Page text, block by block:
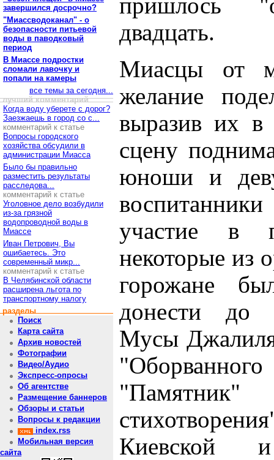
завершился досрочно?
"Миассводоканал" - о
безопасности питьевой
воды в паводковый
период
В Миассе подростки
сломали лавочку и
попали на камеры
все темы за сегодня...
лучший комментарий
Когда воду уберете с дорог?
Заезжаешь в город со с...
комментарий к статье
Вопросы городского
хозяйства обсудили в
администрации Миасса
Было бы правильно
разместить результаты
расследова...
комментарий к статье
Уголовное дело возбудили
из-за грязной
водопроводной воды в
Миассе
Иван Петрович, Вы
ошибаетесь. Это
современный микр...
комментарий к статье
В Челябинской области
расширена льгота по
транспортному налогу
разделы
Поиск
Карта сайта
Архив новостей
Фотографии
Видео/Аудио
Экспресс-опросы
Об агентстве
Размещение баннеров
Обзоры и статьи
Вопросы к редакции
index.rss
Мобильная версия
сайта
пришлось
двадцать.
Миасцы от
желание
выразив их в
сцену
юноши и
участие в
некоторые из
горожане
донести до
Мусы
Киевской